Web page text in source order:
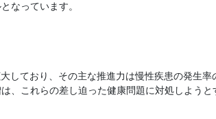
なっています。
しており、その主な推進力は慢性疾患の発生
、これらの差し迫った健康問題に対処しよう